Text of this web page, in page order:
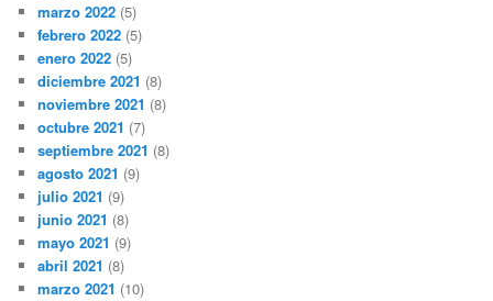
marzo 2022 (5)
febrero 2022 (5)
enero 2022 (5)
diciembre 2021 (8)
noviembre 2021 (8)
octubre 2021 (7)
septiembre 2021 (8)
agosto 2021 (9)
julio 2021 (9)
junio 2021 (8)
mayo 2021 (9)
abril 2021 (8)
marzo 2021 (10)